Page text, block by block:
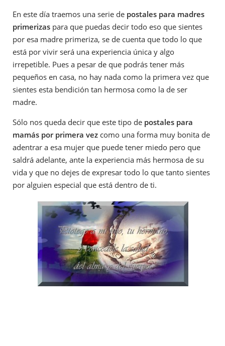
En este día traemos una serie de postales para madres
primerizas para que puedas decir todo eso que sientes
por esa madre primeriza, se de cuenta que todo lo que
está por vivir será una experiencia única y algo
irrepetible. Pues a pesar de que podrás tener más
pequeños en casa, no hay nada como la primera vez que
sientes esta bendición tan hermosa como la de ser
madre.
Sólo nos queda decir que este tipo de postales para
mamás por primera vez como una forma muy bonita de
adentrar a esa mujer que puede tener miedo pero que
saldrá adelante, ante la experiencia más hermosa de su
vida y que no dejes de expresar todo lo que tanto sientes
por alguien especial que está dentro de ti.